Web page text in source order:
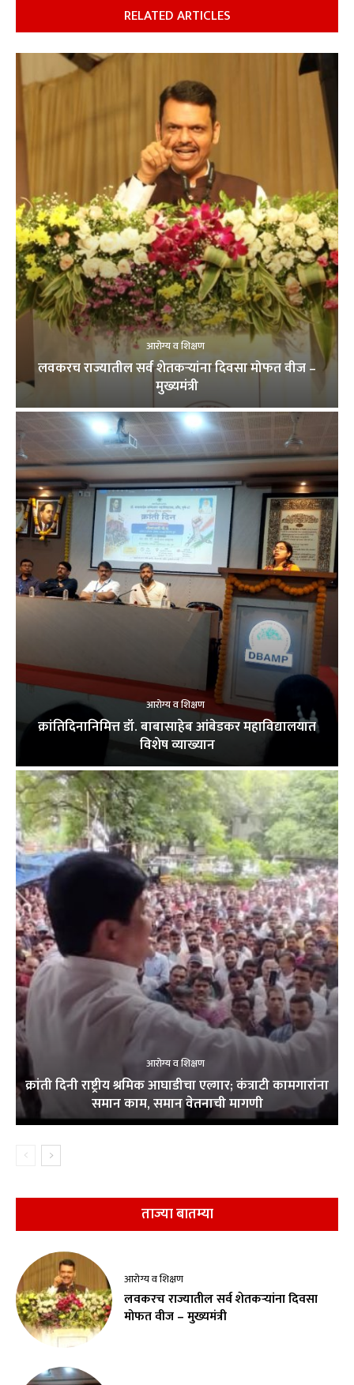
RELATED ARTICLES
आरोग्य व शिक्षण
लवकरच राज्यातील सर्व शेतकऱ्यांना दिवसा मोफत वीज –
मुख्यमंत्री
आरोग्य व शिक्षण
क्रांतिदिनानिमित्त डॉ. बाबासाहेब आंबेडकर महाविद्यालयात
विशेष व्याख्यान
आरोग्य व शिक्षण
क्रांती दिनी राष्ट्रीय श्रमिक आघाडीचा एल्गार; कंत्राटी कामगारांना
समान काम, समान वेतनाची मागणी
ताज्या बातम्या
आरोग्य व शिक्षण
लवकरच राज्यातील सर्व शेतकऱ्यांना दिवसा
मोफत वीज – मुख्यमंत्री